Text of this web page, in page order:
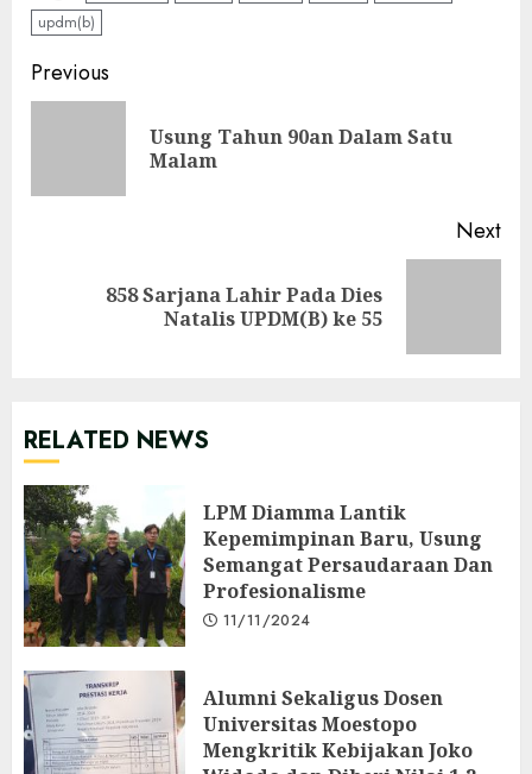
updm(b)
Continue
Reading
Previous
Usung Tahun 90an Dalam Satu
Malam
Next
858 Sarjana Lahir Pada Dies
Natalis UPDM(B) ke 55
RELATED NEWS
LPM Diamma Lantik
Kepemimpinan Baru, Usung
Semangat Persaudaraan Dan
Profesionalisme
11/11/2024
Alumni Sekaligus Dosen
Universitas Moestopo
Mengkritik Kebijakan Joko